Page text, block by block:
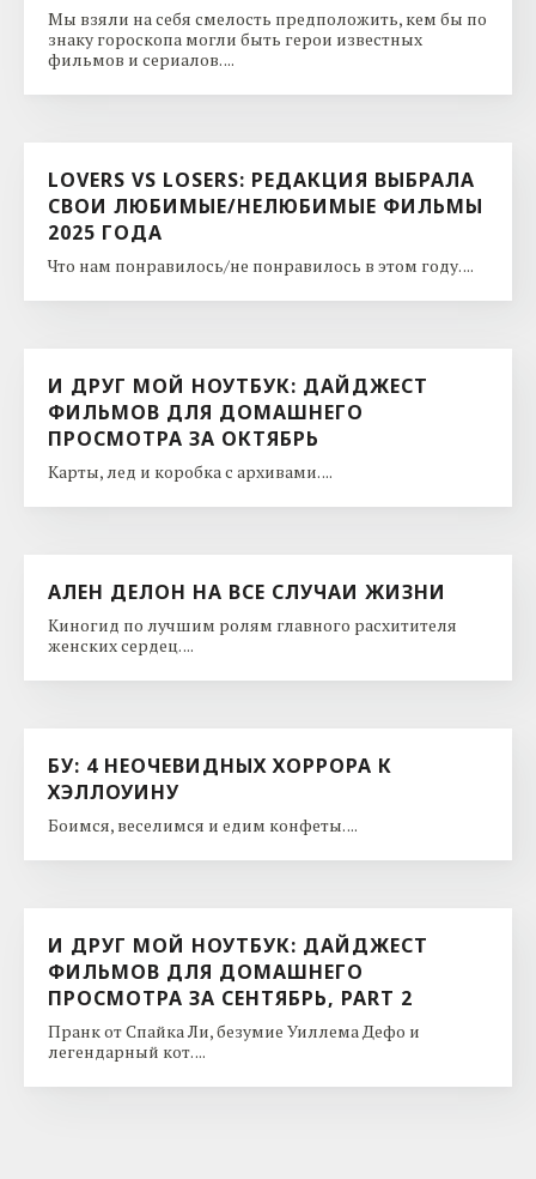
Мы взяли на себя смелость предположить, кем бы по
знаку гороскопа могли быть герои известных
фильмов и сериалов. ...
LOVERS VS LOSERS: РЕДАКЦИЯ ВЫБРАЛА
СВОИ ЛЮБИМЫЕ/НЕЛЮБИМЫЕ ФИЛЬМЫ
2025 ГОДА
Что нам понравилось/не понравилось в этом году. ...
И ДРУГ МОЙ НОУТБУК: ДАЙДЖЕСТ
ФИЛЬМОВ ДЛЯ ДОМАШНЕГО
ПРОСМОТРА ЗА ОКТЯБРЬ
Карты, лед и коробка с архивами. ...
АЛЕН ДЕЛОН НА ВСЕ СЛУЧАИ ЖИЗНИ
Киногид по лучшим ролям главного расхитителя
женских сердец. ...
БУ: 4 НЕОЧЕВИДНЫХ ХОРРОРА К
ХЭЛЛОУИНУ
Боимся, веселимся и едим конфеты. ...
И ДРУГ МОЙ НОУТБУК: ДАЙДЖЕСТ
ФИЛЬМОВ ДЛЯ ДОМАШНЕГО
ПРОСМОТРА ЗА СЕНТЯБРЬ, PART 2
Пранк от Спайка Ли, безумие Уиллема Дефо и
легендарный кот. ...